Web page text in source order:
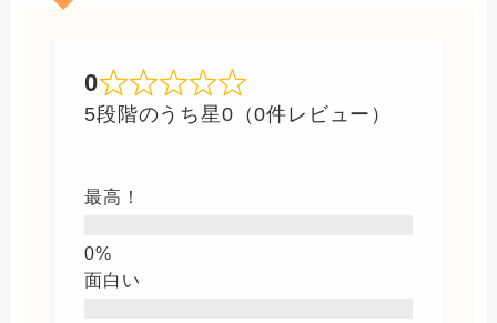
0
5段階のうち星0（0件レビュー）
最高！
面白い